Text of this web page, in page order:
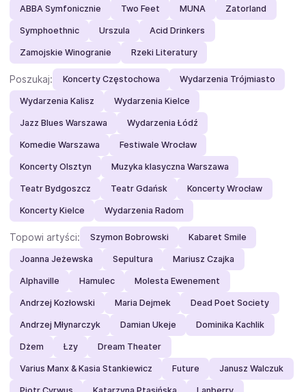
ABBA Symfonicznie Two Feet MUNA Zatorland
Symphoethnic Urszula Acid Drinkers
Zamojskie Winogranie Rzeki Literatury
Poszukaj: Koncerty Częstochowa Wydarzenia Trójmiasto
Wydarzenia Kalisz Wydarzenia Kielce
Jazz Blues Warszawa Wydarzenia Łódź
Komedie Warszawa Festiwale Wrocław
Koncerty Olsztyn Muzyka klasyczna Warszawa
Teatr Bydgoszcz Teatr Gdańsk Koncerty Wrocław
Koncerty Kielce Wydarzenia Radom
Topowi artyści: Szymon Bobrowski Kabaret Smile
Joanna Jeżewska Sepultura Mariusz Czajka
Alphaville Hamulec Molesta Ewenement
Andrzej Kozłowski Maria Dejmek Dead Poet Society
Andrzej Młynarczyk Damian Ukeje Dominika Kachlik
Dżem Łzy Dream Theater
Varius Manx & Kasia Stankiewicz Future Janusz Walczuk